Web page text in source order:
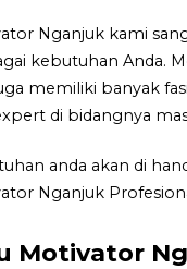
Nganjuk kami
kebutuhan Anda.
memiliki banyak
di bidangnya
anda akan di
Nganjuk
Motivator